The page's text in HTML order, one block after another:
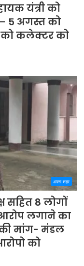
यंत्री को
5 अगस्त को
कलेक्टर को
अपना शहर
सहित 8 लोगों
लगाने का
की मांग- मंडल
को